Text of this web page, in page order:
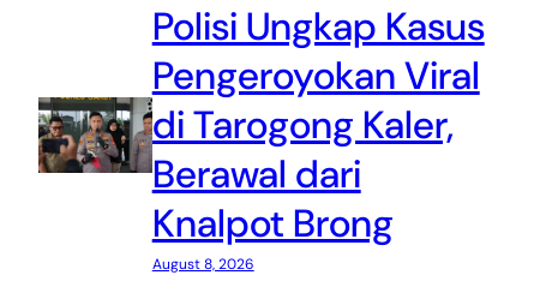
Polisi Ungkap Kasus
Pengeroyokan Viral
di Tarogong Kaler,
Berawal dari
Knalpot Brong
August 8, 2026